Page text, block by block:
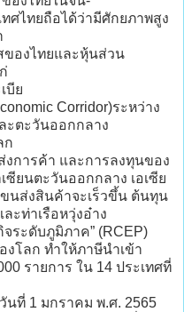
ศไทยถือได้ว่ามีศักยภาพสูง
ของไทยและหุ้นส่วน
บีย
Corridor)ระหว่าง
ะตะวันออกกลาง
ก
การค้า และการลงทุนของ
ยนตะวันออกกลาง เอเซีย
นส่งสินค้าจะเร็วขึ้น ต้นทุน
ะท่าเรือหวุ่งอ๋าง
ระดับภูมิภาค” (RCEP)
งโลก ทำให้ภาษีนำเข้า
รายการ ใน 14 ประเทศที่
นที่ 1 มกราคม พ.ศ. 2565